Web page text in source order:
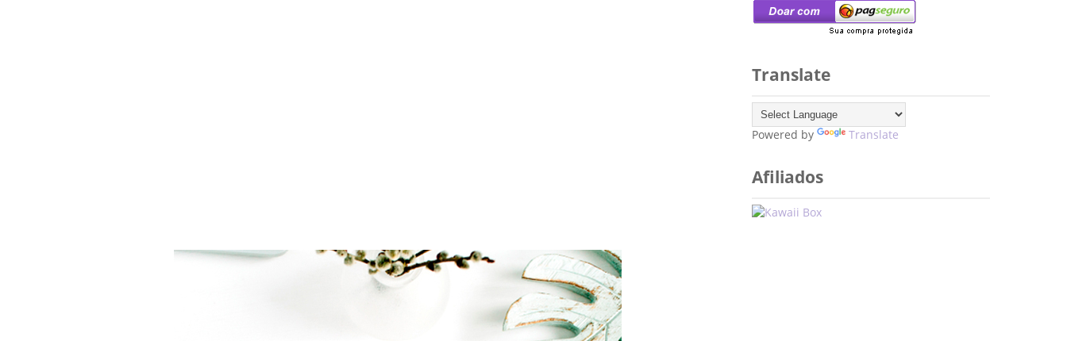
Translate
Powered by Translate
Afiliados